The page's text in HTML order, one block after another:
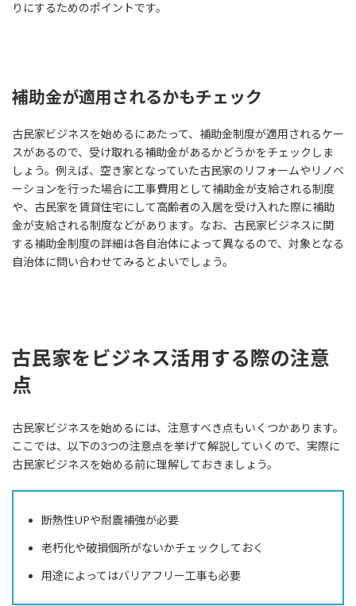
りにするためのポイントです。
補助金が適用されるかもチェック
古民家ビジネスを始めるにあたって、補助金制度が適用されるケー
スがあるので、受け取れる補助金があるかどうかをチェックしま
しょう。例えば、空き家となっていた古民家のリフォームやリノベ
ーションを行った場合に工事費用として補助金が支給される制度
や、古民家を賃貸住宅にして高齢者の入居を受け入れた際に補助
金が支給される制度などがあります。なお、古民家ビジネスに関
する補助金制度の詳細は各自治体によって異なるので、対象となる
自治体に問い合わせてみるとよいでしょう。
古民家をビジネス活用する際の注意
点
古民家ビジネスを始めるには、注意すべき点もいくつかあります。
ここでは、以下の3つの注意点を挙げて解説していくので、実際に
古民家ビジネスを始める前に理解しておきましょう。
断熱性UPや耐震補強が必要
老朽化や破損個所がないかチェックしておく
用途によってはバリアフリー工事も必要